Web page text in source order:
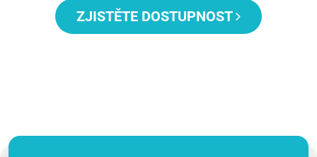
ZJISTĚTE DOSTUPNOST